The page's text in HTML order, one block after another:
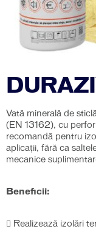
Vată minerală de
(EN 13162), cu
recomandă pentru
aplicații, fără ca
mecanice
Beneficii:
 Realizează izolări